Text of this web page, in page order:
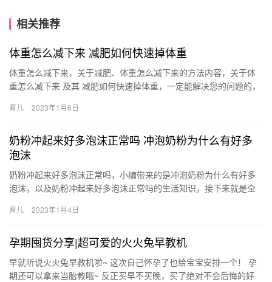
相关推荐
体重怎么减下来 减肥如何快速掉体重
体重怎么减下来，关于减肥、体重怎么减下来的方法内容，关于体
重怎么减下来 及其 减肥如何快速掉体重，一定能解决您的问题的，
育儿 2023年1月6日
奶粉冲起来好多泡沫正常吗 冲泡奶粉为什么有好多
泡沫
奶粉冲起来好多泡沫正常吗，小编带来的是冲泡奶粉为什么有好多
泡沫，以及奶粉冲起来好多泡沫正常吗的生活知识，接下来就是全
奶…
育儿 2023年1月4日
孕期囤货分享|超可爱的火火兔早教机
早就听说火火兔早教机啦~ 这次自己怀孕了也给宝宝安排一个！ 孕
期还可以拿来当胎教哦~ 反正买早不买晚，买了绝对不会后悔的好